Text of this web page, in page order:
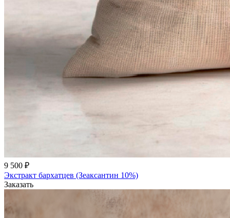
9 500 ₽
Экстракт бархатцев (Зеаксантин 10%)
Заказать